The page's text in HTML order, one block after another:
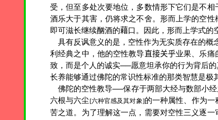
受，但至多处次要地位，多数情形下它们是不
酒乐大于其害，仍将求之不舍。形而上学的空
即可滋长继续酗酒的藉口。因此，形而上学式的
具有反讽意义的是，空性作为无实质存在的
利经典之中，他的空性教导直接关乎业果、乐痛
致，而是个人的诚实──愿意坦承你的行为背后
长养能够通过佛陀的常识性标准的那类智慧是极
佛陀的空性教导──保存于两部大经与数部小
六根与六尘 [六种官感及其对象]的一种属性、作为一
苦之道。为了理解这一点，需要对空性三义逐